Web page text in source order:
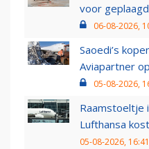
voor
06-08-2026,
Saoedi’s
Aviapartner
05-08-2026,
Raamstoeltje
Lufthansa
05-08-2026, 16:41